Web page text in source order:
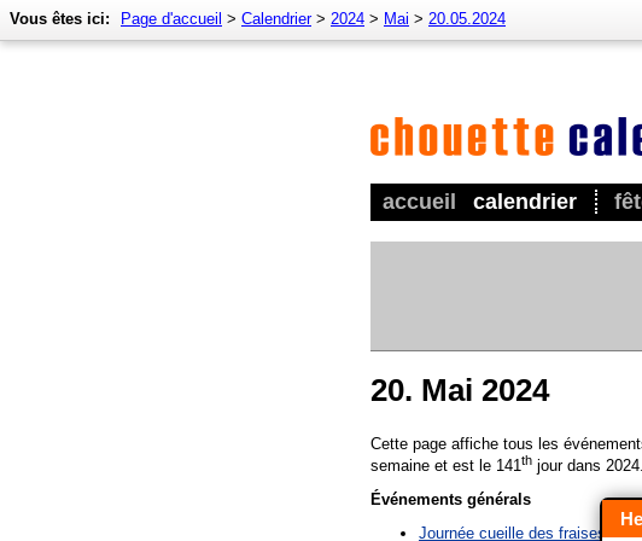
accueil calendrier
Vous êtes ici: Page d'accueil > Calendrier> 2024 > Mai > 20.05.2024
20. Mai 2024
Cette page affiche tous les
semaine et est le 141th jour dans 2024.
Événements générals
Journée cueille des fraises